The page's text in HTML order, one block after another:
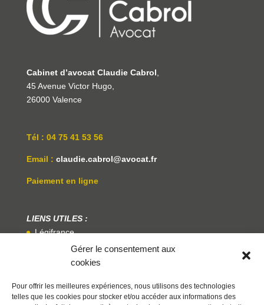
Gérer le consentement aux
cookies
Pour offrir les meilleures expériences, nous utilisons des technologies
telles que les cookies pour stocker et/ou accéder aux informations des
Cabinet d’avocat Claudie Cabrol
45 Avenue Victor Hugo,
26000 Valence
Tél : 04 75 41 53 56
Email : claudie.cabrol@avocat.fr
Paiement en ligne
LIENS UTILES :
Légifrance
Service Public
Centre National Des Praticiens De La Médiation